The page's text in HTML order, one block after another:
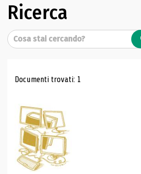
Ricerca
Cerca
Risultati di ricerca
Documenti trovati: 1